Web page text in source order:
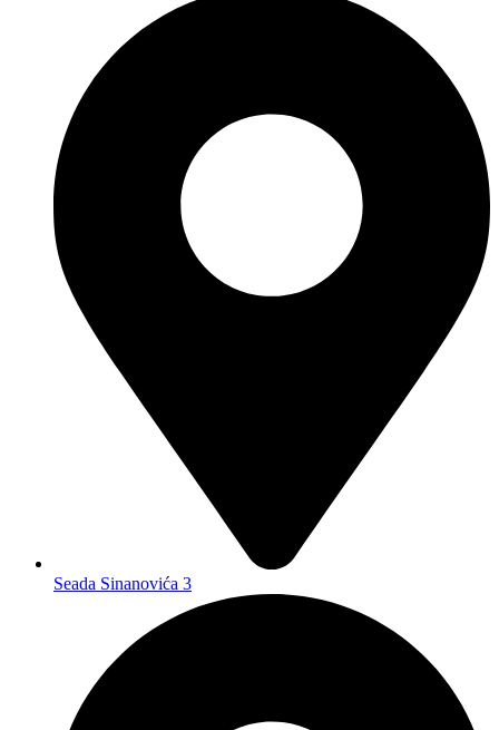
Seada Sinanovića 3